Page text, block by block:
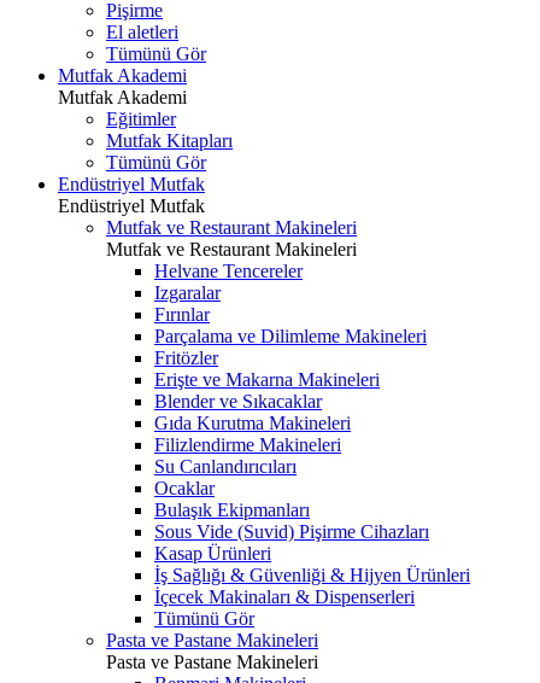
Pişirme
El aletleri
Tümünü Gör
Mutfak Akademi
Mutfak Akademi
Eğitimler
Mutfak Kitapları
Tümünü Gör
Endüstriyel Mutfak
Endüstriyel Mutfak
Mutfak ve Restaurant Makineleri
Mutfak ve Restaurant Makineleri
Helvane Tencereler
Izgaralar
Fırınlar
Parçalama ve Dilimleme Makineleri
Fritözler
Erişte ve Makarna Makineleri
Blender ve Sıkacaklar
Gıda Kurutma Makineleri
Filizlendirme Makineleri
Su Canlandırıcıları
Ocaklar
Bulaşık Ekipmanları
Sous Vide (Suvid) Pişirme Cihazları
Kasap Ürünleri
İş Sağlığı & Güvenliği & Hijyen Ürünleri
İçecek Makinaları & Dispenserleri
Tümünü Gör
Pasta ve Pastane Makineleri
Pasta ve Pastane Makineleri